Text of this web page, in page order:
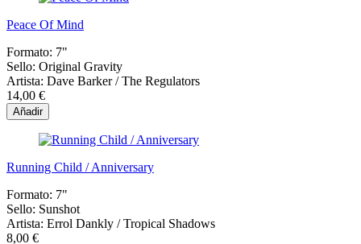
Peace Of Mind
Formato: 7"
Sello: Original Gravity
Artista: Dave Barker / The Regulators
14,00 €
Añadir
Running Child / Anniversary
Formato: 7"
Sello: Sunshot
Artista: Errol Dankly / Tropical Shadows
8,00 €